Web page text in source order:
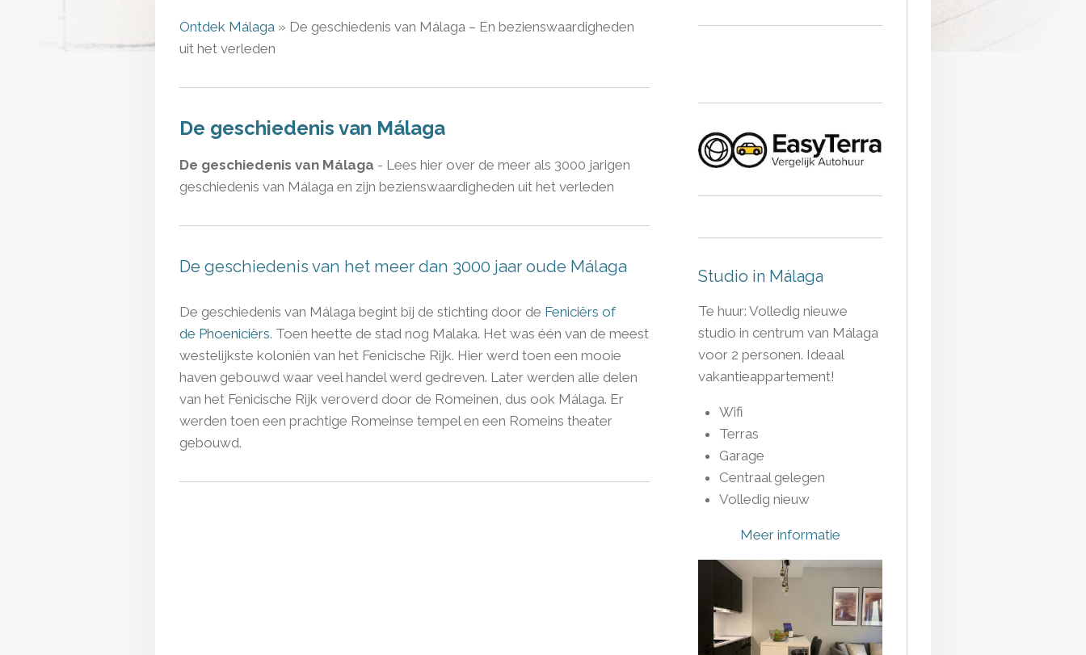
Ontdek Málaga » De geschiedenis van Málaga – En bezienswaardigheden
uit het verleden
De geschiedenis van Málaga
De geschiedenis van Málaga - Lees hier over de meer als 3000 jarigen
geschiedenis van Málaga en zijn bezienswaardigheden uit het verleden
De geschiedenis van het meer dan 3000 jaar oude Málaga
De geschiedenis van Málaga begint bij de stichting door de Feniciërs of
de Phoeniciërs. Toen heette de stad nog Malaka. Het was één van de meest
westelijkste koloniën van het Fenicische Rijk. Hier werd toen een mooie
haven gebouwd waar veel handel werd gedreven. Later werden alle delen
van het Fenicische Rijk veroverd door de Romeinen, dus ook Málaga. Er
werden toen een prachtige Romeinse tempel en een Romeins theater
gebouwd.
Studio in Málaga
Te huur: Volledig nieuwe
studio in centrum van Málaga
voor 2 personen. Ideaal
vakantieappartement!
Wifi
Terras
Garage
Centraal gelegen
Volledig nieuw
Meer informatie